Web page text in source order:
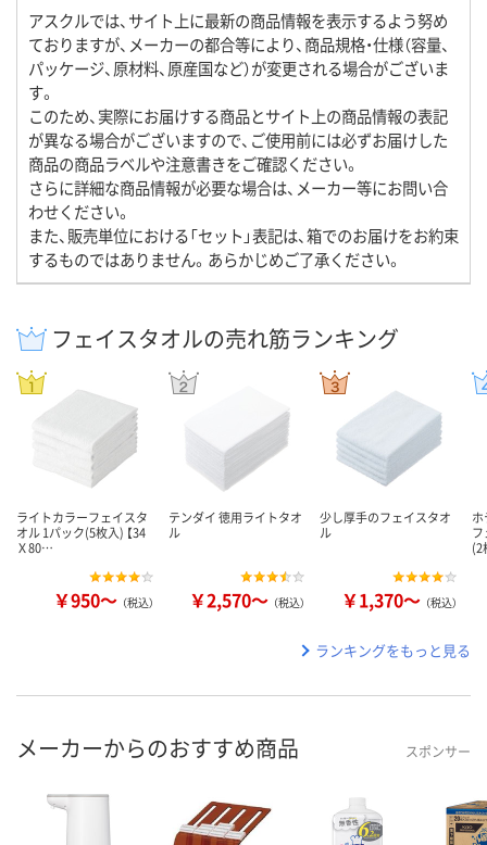
アスクルでは、サイト上に最新の商品情報を表示するよう努め
ておりますが、メーカーの都合等により、商品規格・仕様（容量、
パッケージ、原材料、原産国など）が変更される場合がございま
す。
このため、実際にお届けする商品とサイト上の商品情報の表記
が異なる場合がございますので、ご使用前には必ずお届けした
商品の商品ラベルや注意書きをご確認ください。
さらに詳細な商品情報が必要な場合は、メーカー等にお問い合
わせください。
また、販売単位における「セット」表記は、箱でのお届けをお約束
するものではありません。あらかじめご了承ください。
フェイスタオルの売れ筋ランキング
ライトカラーフェイスタ
オル 1パック(5枚入) 【34
Ｘ80…
￥950～ （税込）
テンダイ 徳用ライトタオ
ル
￥2,570～ （税込）
少し厚手のフェイスタオ
ル
￥1,370～ （税込）
(2
ランキングをもっと見る
メーカーからのおすすめ商品 スポンサー